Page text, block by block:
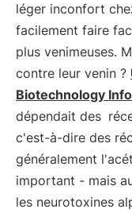
léger inconfort
facilement faire
plus venimeuses.
contre leur venin ?
Biotechnology
dépendait des
c'est-à-dire des
généralement
important - mais
les neurotoxines